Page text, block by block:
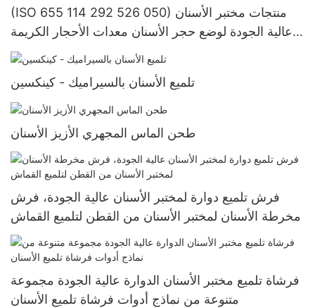
(ISO 655 114 292 526 050) منتجات مختبر الأسنان
عالية الجودة لوضع حجر الأسنان معدات الأحجار الكريمة
تلميع رأس الطحن
تلميع الأسنان بالسيراميك - كينكسين
طحن الماس المجهري الأزيز الأسنان
فرش تلميع دوارة لمختبر الأسنان عالية الجودة، فرش
مخرطة الأسنان لمختبر الأسنان من القطن لتلميع القماش
فرشاة تلميع مختبر الأسنان الدوارة عالية الجودة مجموعة
متنوعة من نماذج أدوات فرشاة تلميع الأسنان